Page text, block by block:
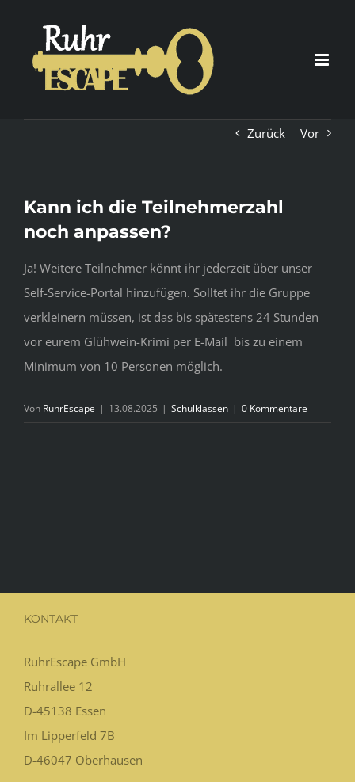
springen
Zurück Vor
Kann ich die Teilnehmerzahl
noch anpassen?
Ja! Weitere Teilnehmer könnt ihr jederzeit über unser
Self-Service-Portal hinzufügen. Solltet ihr die Gruppe
verkleinern müssen, ist das bis spätestens 24 Stunden
vor eurem Glühwein-Krimi per E-Mail bis zu einem
Minimum von 10 Personen möglich.
Von RuhrEscape | 13.08.2025 | Schulklassen | 0 Kommentare
KONTAKT
RuhrEscape GmbH
Ruhrallee 12
D-45138 Essen
Im Lipperfeld 7B
D-46047 Oberhausen